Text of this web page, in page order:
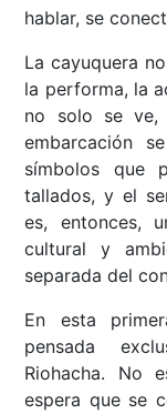
hablar, se
La cayuquera
la performa, la
no solo se ve,
embarcación
símbolos que
tallados, y el
es, entonces,
cultural y
separada del
En esta
pensada
Riohacha. No
espera que se